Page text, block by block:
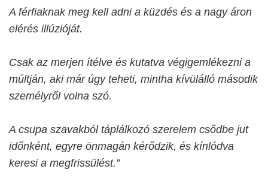
A férfiaknak meg kell adni a küzdés és a nagy áron
elérés illúzióját.
Csak az merjen ítélve és kutatva végigemlékezni a
múltján, aki már úgy teheti, mintha kívülálló második
személyről volna szó.
A csupa szavakból táplálkozó szerelem csődbe jut
időnként, egyre önmagán kérődzik, és kínlódva
keresi a megfrissülést.”